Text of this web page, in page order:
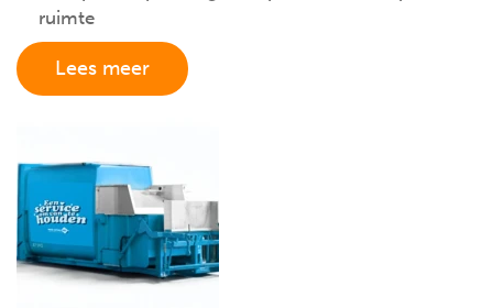
ruimte
Lees meer